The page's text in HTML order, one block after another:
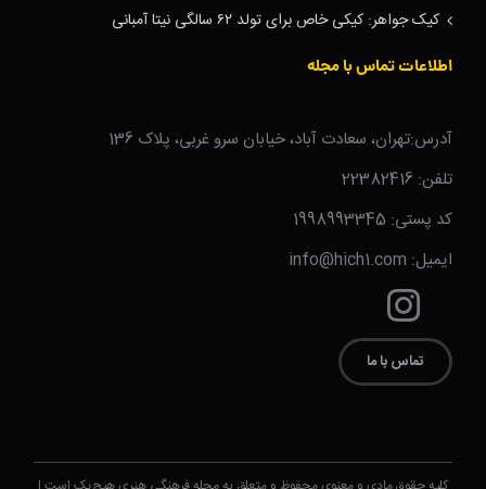
کیک جواهر: کیکی خاص برای تولد ۶۲ سالگی نیتا آمبانی
اطلاعات تماس با مجله
آدرس:تهران، سعادت آباد، خیابان سرو غربی، پلاک 136
تلفن: 22382416
کد پستی: 1998993345
ایمیل: info@hich1.com
تماس با ما